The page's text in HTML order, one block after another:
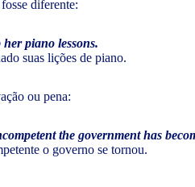
diferente:
her piano lessons.
suas lições de piano.
ou pena:
the government has
o governo se tornou.